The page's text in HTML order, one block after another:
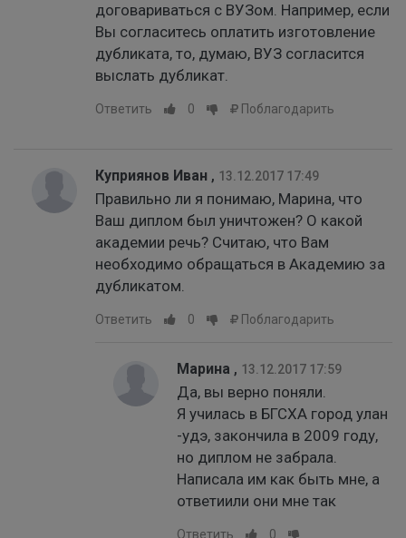
договариваться с ВУЗом. Например, если
Вы согласитесь оплатить изготовление
дубликата, то, думаю, ВУЗ согласится
выслать дубликат.
Ответить 0 Поблагодарить
Куприянов Иван , 13.12.2017 17:49
Правильно ли я понимаю, Марина, что
Ваш диплом был уничтожен? О какой
академии речь? Считаю, что Вам
необходимо обращаться в Академию за
дубликатом.
Ответить 0 Поблагодарить
Марина , 13.12.2017 17:59
Да, вы верно поняли.
Я училась в БГСХА город улан
-удэ, закончила в 2009 году,
но диплом не забрала.
Написала им как быть мне, а
ответиили они мне так
Ответить 0